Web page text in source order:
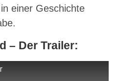
einer Geschichte
– Der Trailer: